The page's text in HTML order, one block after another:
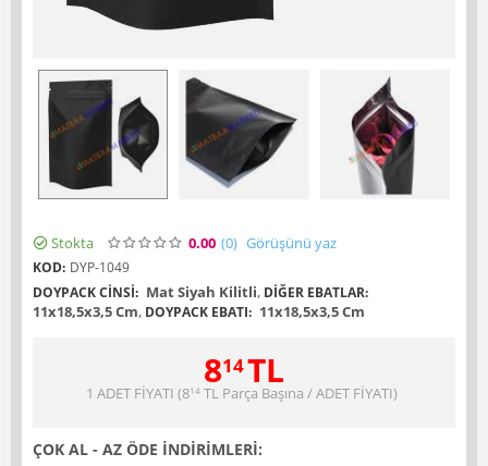
Stokta 0.00 (0) Görüşünü yaz
KOD: DYP-1049
DOYPACK CINSI: Mat Siyah Kilitli, DIĞER EBATLAR:
11x18,5x3,5 Cm, DOYPACK EBATI: 11x18,5x3,5 Cm
814TL
1 ADET FİYATI (814 TLParça Başına / ADET FİYATI)
ÇOK AL - AZ ÖDE İNDİRİMLERİ: